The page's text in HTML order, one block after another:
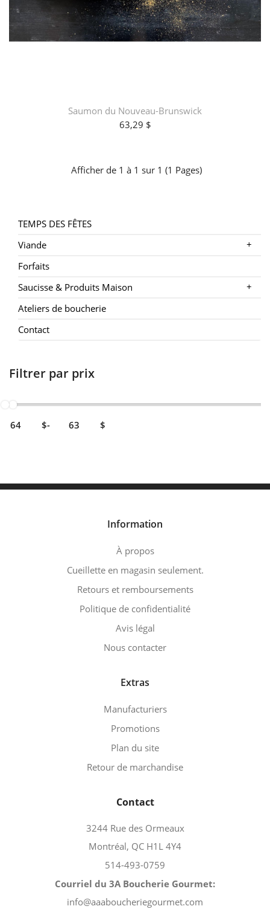
TEMPS DES FÊTES
Viande
+
Forfaits
Saucisse & Produits Maison
+
Ateliers de boucherie
Contact
Filtrer par prix
$- $
Saumon du Nouveau-Brunswick
63,29 $
Afficher de 1 à 1 sur 1 (1 Pages)
Information
À propos
Cueillette en magasin seulement.
Retours et remboursements
Politique de confidentialité
Avis légal
Nous contacter
Extras
Manufacturiers
Promotions
Plan du site
Retour de marchandise
Contact
3244 Rue des Ormeaux
Montréal, QC H1L 4Y4
514-493-0759
Courriel du 3A Boucherie Gourmet:
info@aaaboucheriegourmet.com